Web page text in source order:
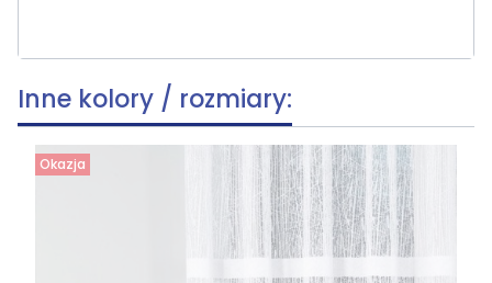
Inne kolory / rozmiary:
Okazja